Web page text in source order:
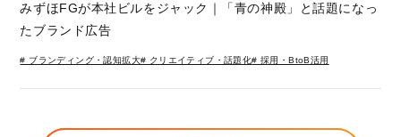
みずほFGが本社ビルをジャック｜「青の神殿」と話題になっ
たブランド広告
# ブランディング・認知拡大# クリエイティブ・話題化# 採用・BtoB活用